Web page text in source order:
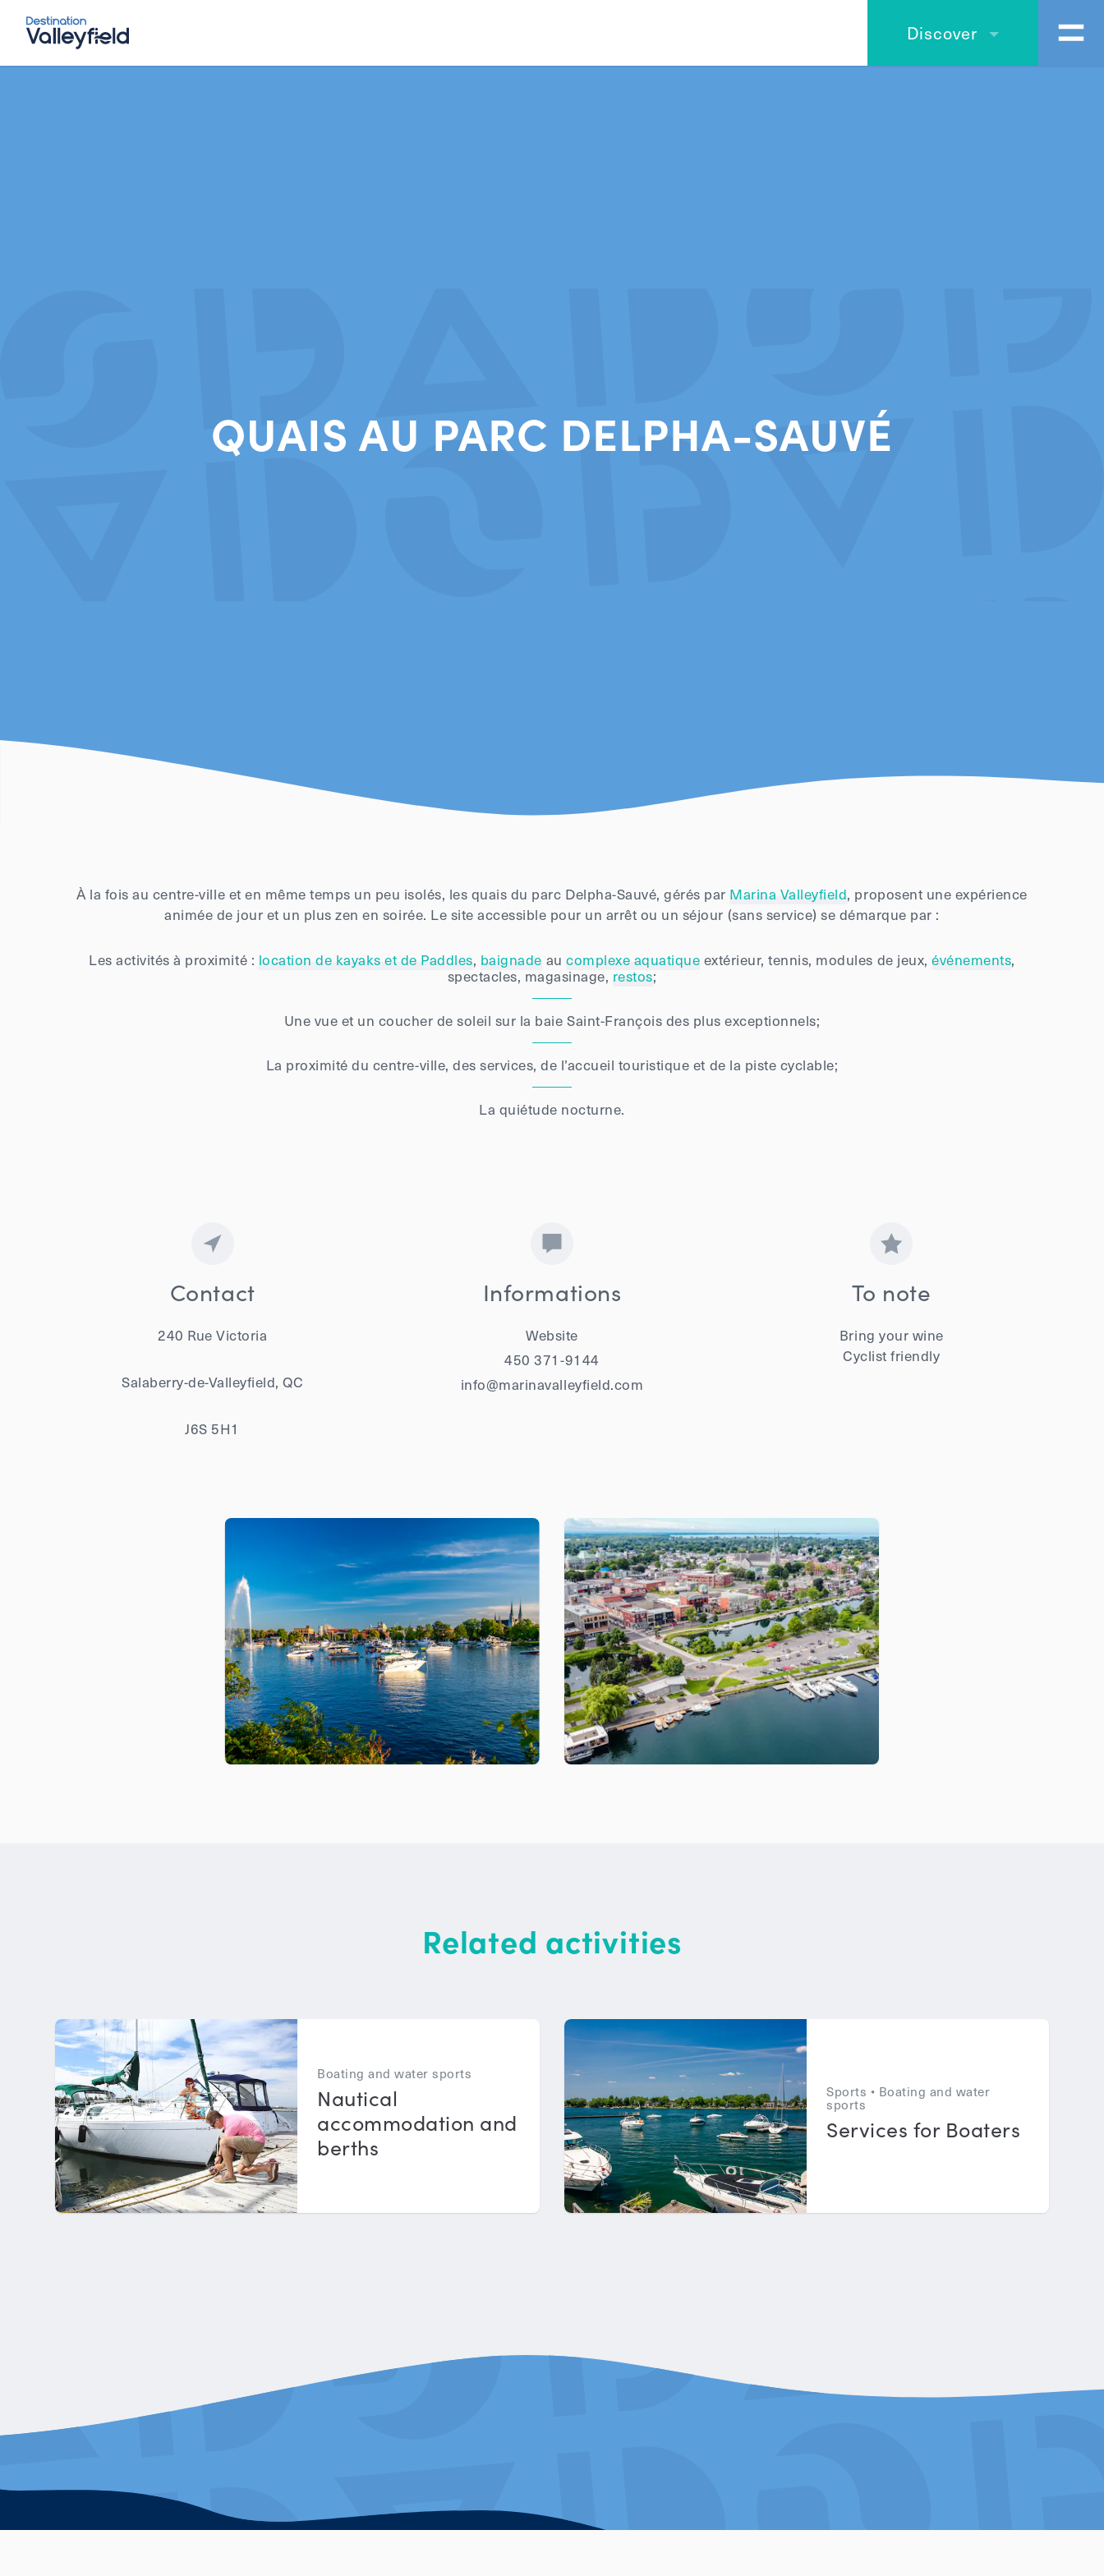
Discover
QUAIS AU PARC DELPHA-SAUVÉ
À la fois au centre-ville et en même temps un peu isolés, les quais du parc Delpha-Sauvé, gérés par Marina Valleyfield, proposent une expérience
animée de jour et un plus zen en soirée. Le site accessible pour un arrêt ou un séjour (sans service) se démarque par :
Les activités à proximité : location de kayaks et de Paddles, baignade aucomplexe aquatiqueextérieur, tennis, modules de jeux,événements,
spectacles, magasinage, restos;
Une vue et un coucher de soleil sur la baie Saint-François des plus exceptionnels;
La proximité du centre-ville, des services, de l’accueil touristique et de la piste cyclable;
La quiétude nocturne.
Contact
240 Rue Victoria
Salaberry-de-Valleyfield, QC
J6S 5H1
Informations
Website
450 371-9144
info@marinavalleyfield.com
To note
Bring your wine
Cyclist friendly
Related activities
Boating and water sports
Nautical
accommodation and
berths
Sports • Boating and water
sports
Services for Boaters